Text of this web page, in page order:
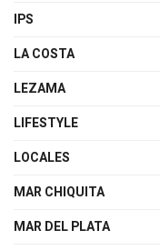
IPS
LA COSTA
LEZAMA
LIFESTYLE
LOCALES
MAR CHIQUITA
MAR DEL PLATA